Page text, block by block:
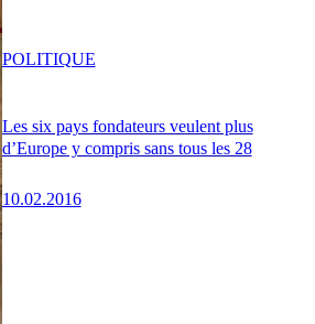
Les six pays fondateurs veulent plus
d’Europe y compris sans tous les 28
10.02.2016
POLITIQUE